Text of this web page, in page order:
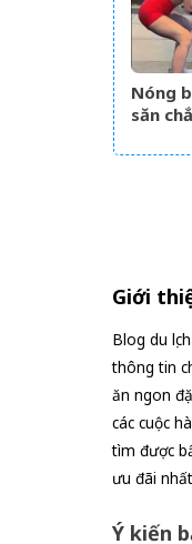
Nóng
săn
tại
Giới
Blog du
thông tin
ăn ngon
các cuộc
tìm được
ưu đãi
Ý kiến